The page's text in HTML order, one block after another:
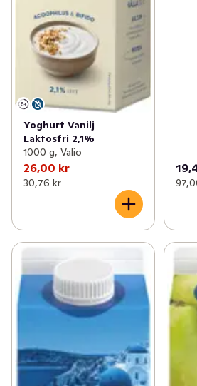
Yoghurt Vanilj
Laktosfri 2,1%
1000 g, Valio
26,00 kr
30,76 kr